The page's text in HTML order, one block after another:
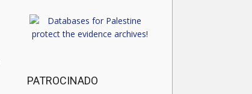
PATROCINADO